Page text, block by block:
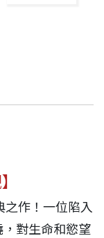
之作！一位陷入
對生命和慾望